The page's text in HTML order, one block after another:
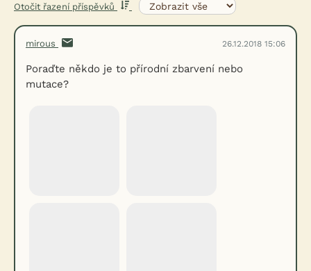
Otočit řazení příspěvků
mirous 26.12.2018 15:06
Poraďte někdo je to přírodní zbarvení nebo
mutace?